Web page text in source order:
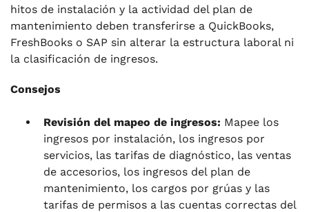
hitos de instalación y la actividad del plan de
mantenimiento deben transferirse a QuickBooks,
FreshBooks o SAP sin alterar la estructura laboral ni
la clasificación de ingresos.
Consejos
Revisión del mapeo de ingresos: Mapee los
ingresos por instalación, los ingresos por
servicios, las tarifas de diagnóstico, las ventas
de accesorios, los ingresos del plan de
mantenimiento, los cargos por grúas y las
tarifas de permisos a las cuentas correctas del